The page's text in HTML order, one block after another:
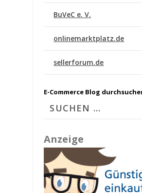
BuVeC e. V.
onlinemarktplatz.de
sellerforum.de
E-Commerce Blog
Anzeige